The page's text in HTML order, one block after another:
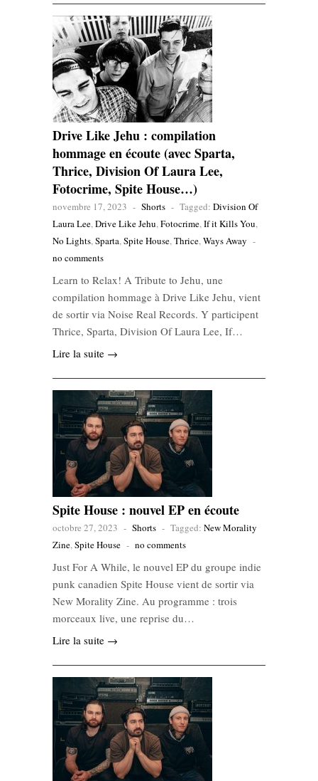
Drive Like Jehu : compilation
hommage en écoute (avec Sparta,
Thrice, Division Of Laura Lee,
Fotocrime, Spite House…)
novembre 17, 2023 - Shorts - Tagged: Division Of
Laura Lee,Drive Like Jehu,Fotocrime,If it Kills You,
No Lights,Sparta,Spite House,Thrice,Ways Away -
no comments
Learn to Relax! A Tribute to Jehu, une
compilation hommage à Drive Like Jehu, vient
de sortir via Noise Real Records. Y participent
Thrice, Sparta, Division Of Laura Lee, If…
Lire la suite →
Spite House : nouvel EP en écoute
octobre 27, 2023 - Shorts - Tagged: New Morality
Zine,Spite House - no comments
Just For A While, le nouvel EP du groupe indie
punk canadien Spite House vient de sortir via
New Morality Zine. Au programme : trois
morceaux live, une reprise du…
Lire la suite →